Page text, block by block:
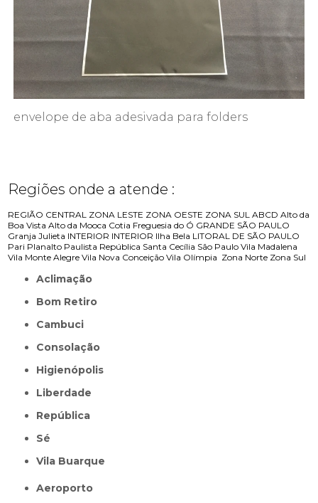
envelope de aba adesivada para folders
Regiões onde a atende :
REGIÃO CENTRAL ZONA LESTE ZONA OESTE ZONA SUL ABCD Alto da
Boa Vista Alto da Mooca Cotia Freguesia do Ó GRANDE SÃO PAULO
Granja Julieta INTERIOR INTERIOR Ilha Bela LITORAL DE SÃO PAULO
Pari Planalto Paulista República Santa Cecília São Paulo Vila Madalena
Vila Monte Alegre Vila Nova Conceição Vila Olímpia Zona Norte Zona Sul
Aclimação
Bom Retiro
Cambuci
Consolação
Higienópolis
Liberdade
República
Sé
Vila Buarque
Aeroporto